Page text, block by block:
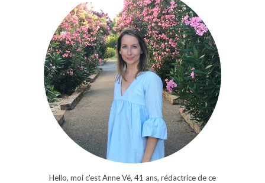
Hello, moi c'est Anne Vé, 41 ans, rédactrice de ce